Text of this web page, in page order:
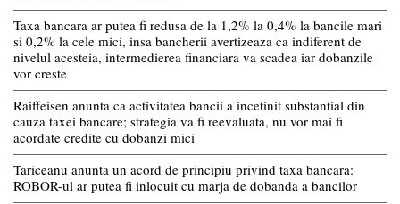
Taxa bancara ar putea fi redusa de la 1,2% la 0,4% la bancile mari
si 0,2% la cele mici, insa bancherii avertizeaza ca indiferent de
nivelul acesteia, intermedierea financiara va scadea iar dobanzile
vor creste
Raiffeisen anunta ca activitatea bancii a incetinit substantial din
cauza taxei bancare; strategia va fi reevaluata, nu vor mai fi
acordate credite cu dobanzi mici
Tariceanu anunta un acord de principiu privind taxa bancara:
ROBOR-ul ar putea fi inlocuit cu marja de dobanda a bancilor